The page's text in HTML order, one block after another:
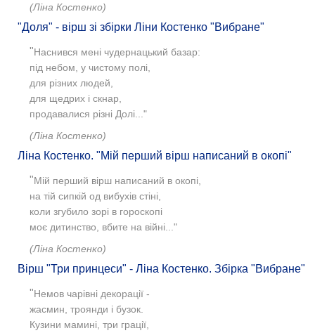
(Ліна Костенко)
"Доля" - вірш зі збірки Ліни Костенко "Вибране"
"Наснився мені чудернацький базар:
під небом, у чистому полі,
для різних людей,
для щедрих і скнар,
продавалися різні Долі..."
(Ліна Костенко)
Ліна Костенко. "Мій перший вірш написаний в окопі"
"Мій перший вірш написаний в окопі,
на тій сипкій од вибухів стіні,
коли згубило зорі в гороскопі
моє дитинство, вбите на війні..."
(Ліна Костенко)
Вірш "Три принцеси" - Ліна Костенко. Збірка "Вибране"
"Немов чарівні декорації -
жасмин, троянди і бузок.
Кузини мамині, три грації,